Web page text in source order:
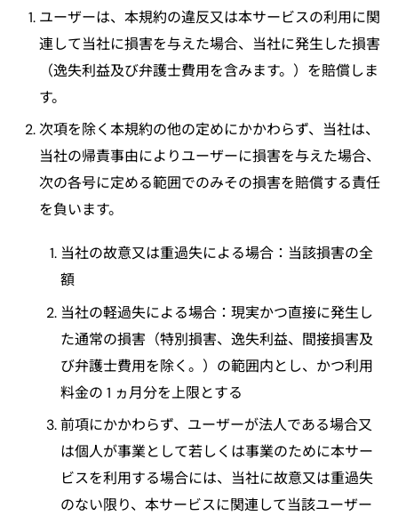
ユーザーは、本規約の違反又は本サービスの利用に関
連して当社に損害を与えた場合、当社に発生した損害
（逸失利益及び弁護士費用を含みます。）を賠償しま
す。
次項を除く本規約の他の定めにかかわらず、当社は、
当社の帰責事由によりユーザーに損害を与えた場合、
次の各号に定める範囲でのみその損害を賠償する責任
を負います。
当社の故意又は重過失による場合：当該損害の全
額
当社の軽過失による場合：現実かつ直接に発生し
た通常の損害（特別損害、逸失利益、間接損害及
び弁護士費用を除く。）の範囲内とし、かつ利用
料金の 1 ヵ月分を上限とする
前項にかかわらず、ユーザーが法人である場合又
は個人が事業として若しくは事業のために本サー
ビスを利用する場合には、当社に故意又は重過失
のない限り、本サービスに関連して当該ユーザー